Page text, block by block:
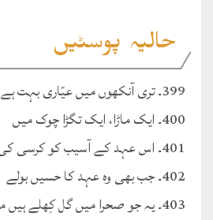
حالیہ پوسٹیں
399۔ تری آنکھوں میں عیّاری بہت ہے
400۔ ایک ماڑا، ایک تگڑا چوک میں
401۔ اس عہد کے آسیب کو کرسی کی پڑی تھی
402۔ جب بھی وہ عہد کا حسیں بولے
403۔ یہ جو صحرا میں گل کِھلے ہیں میاں